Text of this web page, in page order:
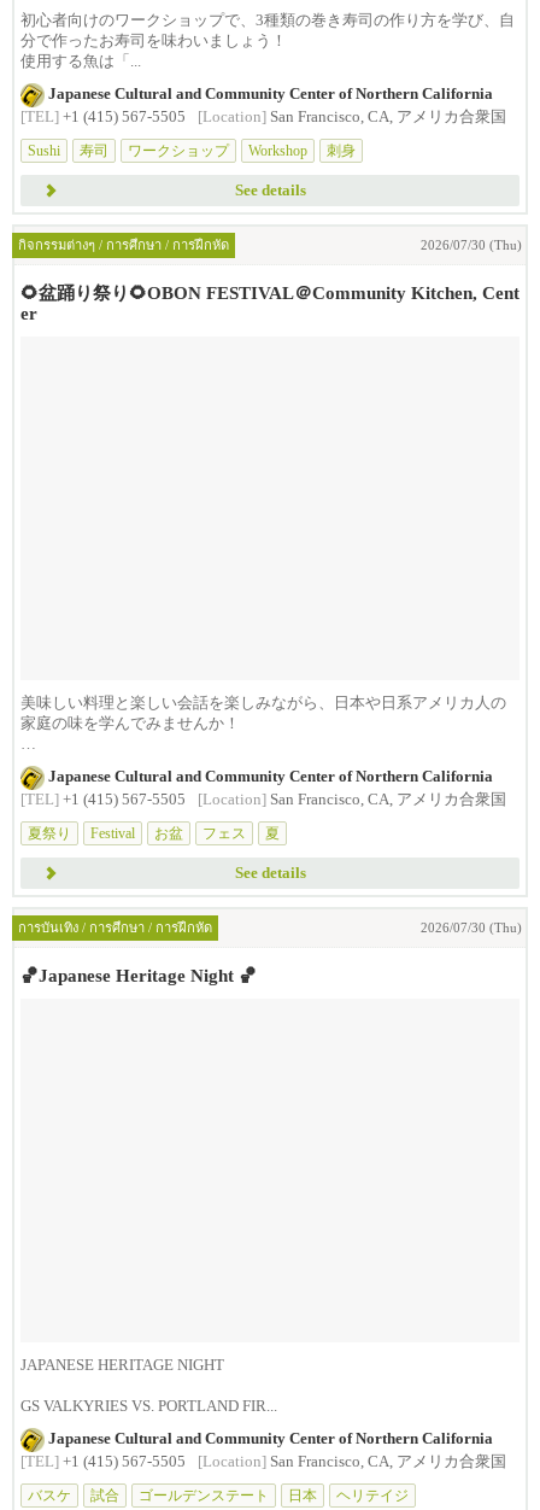
初心者向けのワークショップで、3種類の巻き寿司の作り方を学び、自
分で作ったお寿司を味わいましょう！
使用する魚は「...
Japanese Cultural and Community Center of Northern California
[TEL] +1 (415) 567-5505 [Location] San Francisco, CA, アメリカ合衆国
Sushi
寿司 ワークショップ Workshop 刺身
See details
กิจกรรมต่างๆ / การศึกษา / การฝึกหัด 2026/07/30 (Thu)
🌻盆踊り祭り🌻OBON FESTIVAL＠Community Kitchen, Cent
er
美味しい料理と楽しい会話を楽しみながら、日本や日系アメリカ人の
家庭の味を学んでみませんか！
ENJOY G...
Japanese Cultural and Community Center of Northern California
[TEL] +1 (415) 567-5505 [Location] San Francisco, CA, アメリカ合衆国
夏祭り
Festival お盆 フェス 夏
See details
การบันเทิง / การศึกษา / การฝึกหัด 2026/07/30 (Thu)
🏀Japanese Heritage Night 🏀
JAPANESE HERITAGE NIGHT
GS VALKYRIES VS. PORTLAND FIR...
Japanese Cultural and Community Center of Northern California
[TEL] +1 (415) 567-5505 [Location] San Francisco, CA, アメリカ合衆国
バスケ
試合 ゴールデンステート 日本 ヘリテイジ